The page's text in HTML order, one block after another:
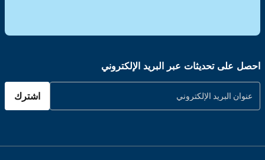
احصل على تحديثات عبر البريد الإلكتروني
اشترك